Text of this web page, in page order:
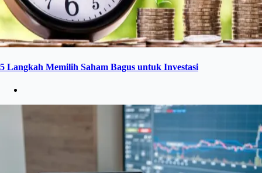
5 Langkah Memilih Saham Bagus untuk Investasi